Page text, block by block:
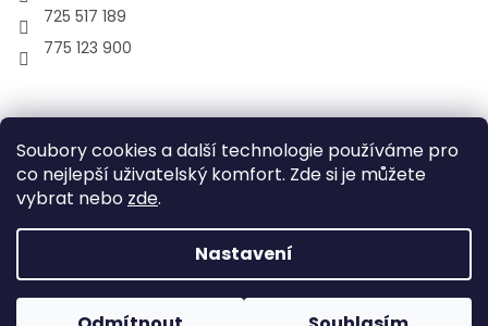
Soubory cookies a další technologie používáme pro
co nejlepší uživatelský komfort. Zde si je můžete
vybrat nebo zde.
Nastavení
725 517 189
775 123 900
air-cool
Copyright 2026Klimatizace do bytu a firem. Všechna